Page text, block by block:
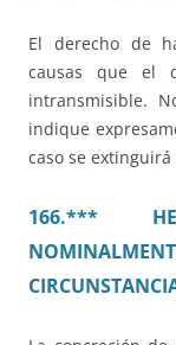
El derecho de
causas que el
intransmisible.
indique
caso se
166.***